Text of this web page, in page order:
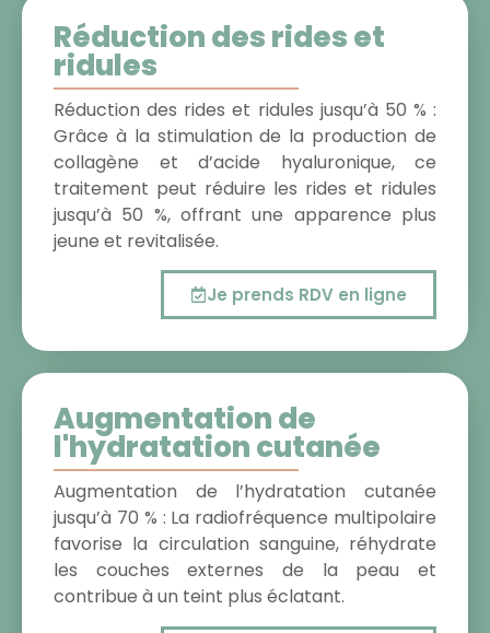
Réduction des rides et
ridules
Réduction des rides et ridules jusqu’à 50 % :
Grâce à la stimulation de la production de
collagène et d’acide hyaluronique, ce
traitement peut réduire les rides et ridules
jusqu’à 50 %, offrant une apparence plus
jeune et revitalisée.
Je prends RDV en ligne
Augmentation de
l'hydratation cutanée
Augmentation de l’hydratation cutanée
jusqu’à 70 % : La radiofréquence multipolaire
favorise la circulation sanguine, réhydrate
les couches externes de la peau et
contribue à un teint plus éclatant.